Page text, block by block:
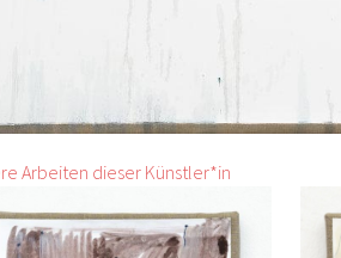
Arbeiten dieser Künstler*in